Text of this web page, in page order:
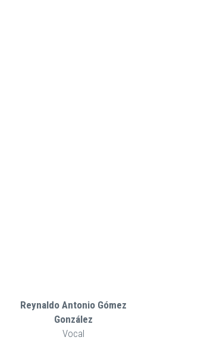
Reynaldo Antonio Gómez
González
Vocal